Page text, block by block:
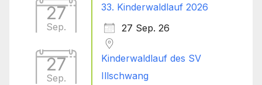
27
Sep.
33. Kinderwaldlauf 2026
27 Sep. 26
27
Sep.
Kinderwaldlauf des SV
Illschwang